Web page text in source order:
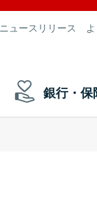
ニュースリリース
銀行・保